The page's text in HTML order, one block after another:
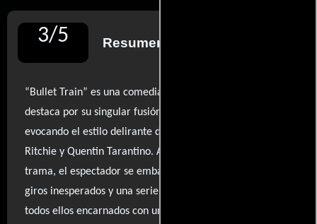
3/5 Resumen de reseñas
“Bullet Train” es una comedia negra de acción que
destaca por su singular fusión de humor y violencia,
evocando el estilo delirante de cineastas como Guy
Ritchie y Quentin Tarantino. A lo largo de su trepidante
trama, el espectador se embarca en un viaje repleto de
giros inesperados y una serie de personajes memorables,
todos ellos encarnados con una energía contagiosa,